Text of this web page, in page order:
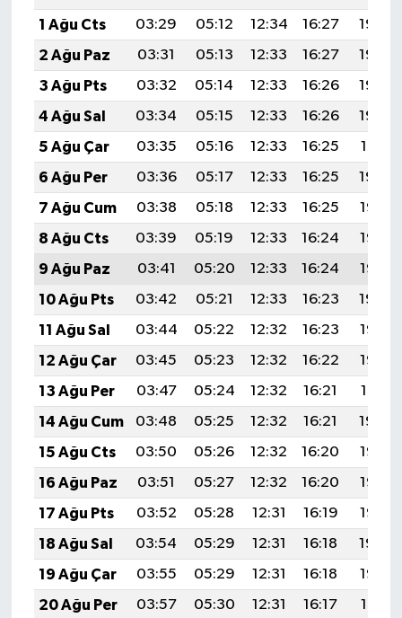
1 Ağu Cts
03:29 05:12 12:34 16:27
19:45
2 Ağu Paz
03:31 05:13 12:33 16:27
19:44
3 Ağu Pts
03:32 05:14 12:33 16:26
19:43
4 Ağu Sal
03:34 05:15 12:33 16:26
19:42
5 Ağu Çar
03:35 05:16 12:33 16:25
19:41
6 Ağu Per
03:36 05:17 12:33 16:25
19:39
7 Ağu Cum
03:38 05:18 12:33 16:25
19:38
8 Ağu Cts
03:39 05:19 12:33 16:24
19:37
9 Ağu Paz
03:41 05:20 12:33 16:24
19:36
10 Ağu Pts
03:42 05:21 12:33 16:23
19:34
11 Ağu Sal
03:44 05:22 12:32 16:23
19:33
12 Ağu Çar
03:45 05:23 12:32 16:22
19:32
13 Ağu Per
03:47 05:24 12:32 16:21
19:31
14 Ağu Cum
03:48 05:25 12:32 16:21
19:29
15 Ağu Cts
03:50 05:26 12:32 16:20
19:28
16 Ağu Paz
03:51 05:27 12:32 16:20
19:27
17 Ağu Pts
03:52 05:28 12:31 16:19
19:25
18 Ağu Sal
03:54 05:29 12:31 16:18
19:24
19 Ağu Çar
03:55 05:29 12:31 16:18
19:22
20 Ağu Per
03:57 05:30 12:31 16:17
19:21